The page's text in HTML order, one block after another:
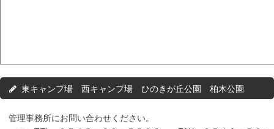
東キャンプ場 西キャンプ場 ひのきが丘公園 柏木公園
管理事務所にお問い合わせください。